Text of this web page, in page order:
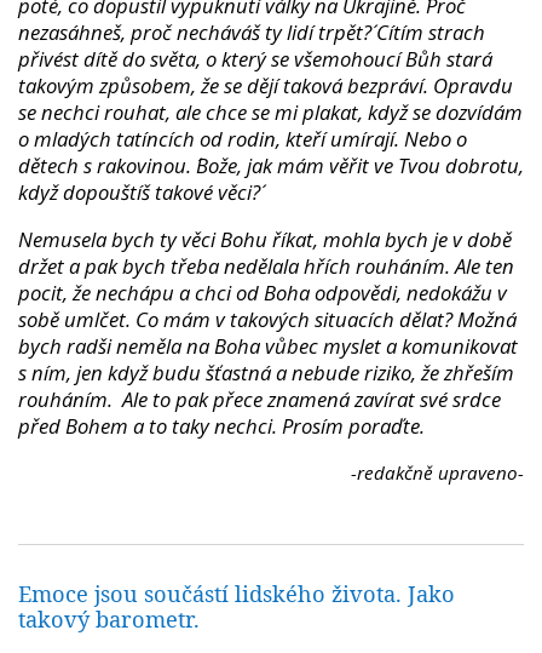
nezasáhneš, proč necháváš ty lidí trpět?´ Cítím strach
přivést dítě do světa, o který se všemohoucí Bůh stará
takovým způsobem, že se dějí taková bezpráví. Opravdu
se nechci rouhat, ale chce se mi plakat, když se dozvídám
o mladých tatíncích od rodin, kteří umírají. Nebo o
dětech s rakovinou. ´Bože, jak mám věřit ve Tvou dobrotu,
když dopouštíš takové věci?´
Nemusela bych ty věci Bohu říkat, mohla bych je v době
držet a pak bych třeba nedělala hřích rouháním. Ale ten
pocit, že nechápu a chci od Boha odpovědi, nedokážu v
sobě umlčet. Co mám v takových situacích dělat? Možná
bych radši neměla na Boha vůbec myslet a komunikovat
s ním, jen když budu šťastná a nebude riziko, že zhřeším
rouháním. Ale to pak přece znamená zavírat své srdce
před Bohem a to taky nechci. Prosím poraďte.
-redakčně upraveno-
Emoce jsou součástí lidského života. Jako
takový barometr.